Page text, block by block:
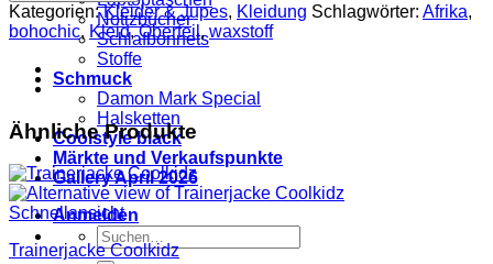
Notizbücher
Schlafbonnets
Stoffe
Schmuck
Damon Mark Special
Halsketten
Coolstyle black
Märkte und Verkaufspunkte
Gallery April 2026
Anmelden
Suchen
nach:
Menge
Kategorien:Kleider & Jupes, Kleidung Schlagwörter: Afrika,
bohochic, Kleid,Oberteil,waxstoff
Ähnliche Produkte
Schnellansicht
Trainerjacke Coolkidz